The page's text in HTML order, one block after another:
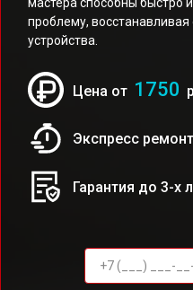
проблему,
устройства.
Цена от 1750
Экспресс
Гарантия до 3-х